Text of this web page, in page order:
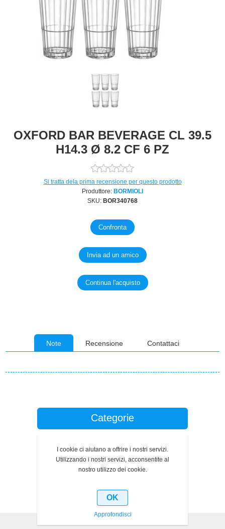
OXFORD BAR BEVERAGE CL 39.5
H14.3 Ø 8.2 CF 6 PZ
Si tratta dela prima recensione per questo prodotto
Produttore: BORMIOLI
SKU: BOR340768
Note Recensione Contattaci
Categorie
Produttori
Ultimi prodotti visti
I cookie ci aiutano a offrire i nostri servizi.
Utilizzando i nostri servizi, acconsentite al
nostro utilizzo dei cookie.
OK
Approfondisci